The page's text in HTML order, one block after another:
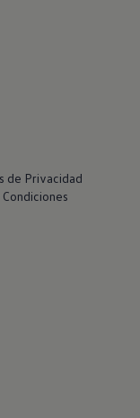
de Privacidad